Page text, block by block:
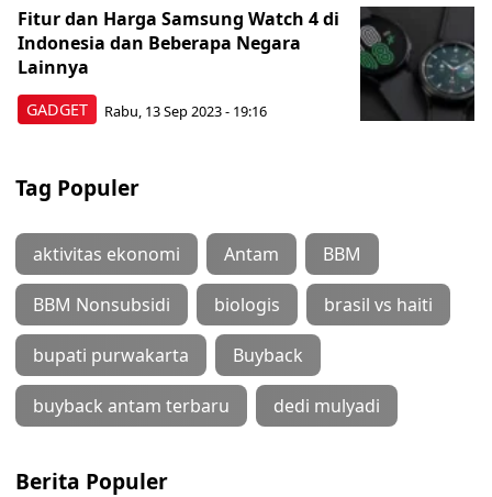
GADGET
Fitur dan Harga Samsung Watch 4 di
Indonesia dan Beberapa Negara
Lainnya
Rabu, 13 Sep 2023 - 19:16
Tag Populer
aktivitas ekonomi Antam BBM
BBM Nonsubsidi biologis brasil vs haiti
bupati purwakarta Buyback
buyback antam terbaru dedi mulyadi
Berita Populer